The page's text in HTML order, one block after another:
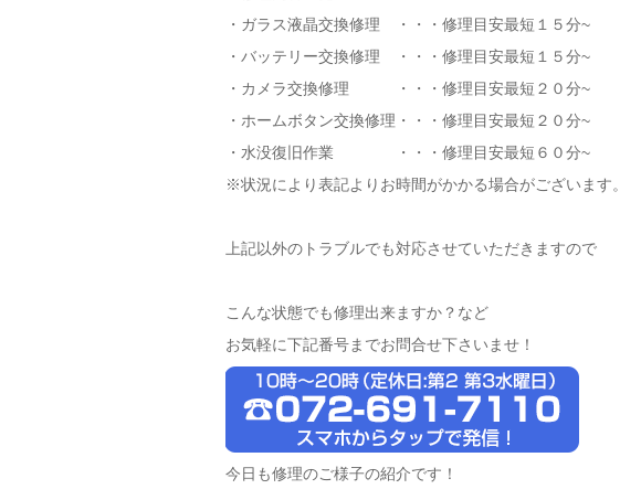
・ガラス液晶交換修理 ・・・修理目安最短１５分~
・バッテリー交換修理 ・・・修理目安最短１５分~
・カメラ交換修理 ・・・修理目安最短２０分~
・ホームボタン交換修理・・・修理目安最短２０分~
・水没復旧作業 ・・・修理目安最短６０分~
※状況により表記よりお時間がかかる場合がございます。
上記以外のトラブルでも対応させていただきますので
こんな状態でも修理出来ますか？など
お気軽に下記番号までお問合せ下さいませ！
今日も修理のご様子の紹介です！